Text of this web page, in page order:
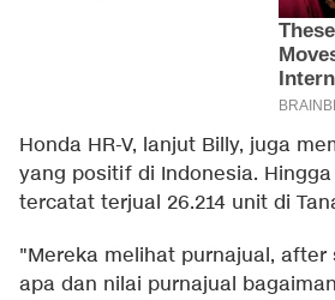
Honda HR-V, lanjut Billy, juga
yang positif di Indonesia. Hingga
tercatat terjual 26.214 unit di
"Mereka melihat purnajual,
apa dan nilai purnajual